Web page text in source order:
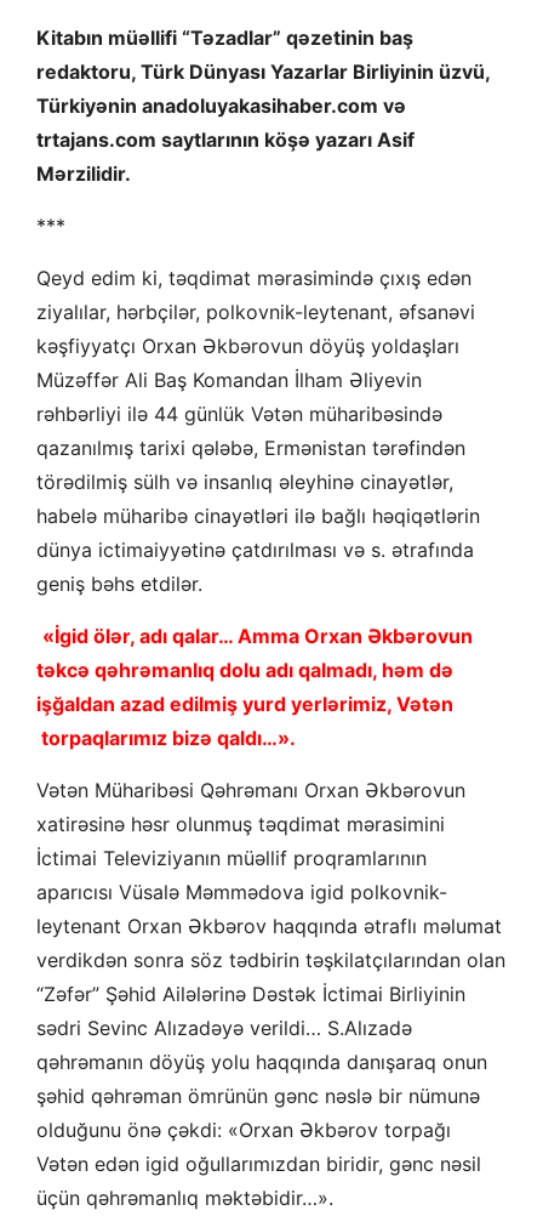
Kitabın müəllifi “Təzadlar” qəzetinin baş
redaktoru, Türk Dünyası Yazarlar Birliyinin üzvü,
Türkiyənin anadoluyakasihaber.com və
trtajans.com saytlarının köşə yazarı Asif
Mərzilidir.
***
Qeyd edim ki, təqdimat mərasimində çıxış edən
ziyalılar, hərbçilər, polkovnik-leytenant, əfsanəvi
kəşfiyyatçı Orxan Əkbərovun döyüş yoldaşları
Müzəffər Ali Baş Komandan İlham Əliyevin
rəhbərliyi ilə 44 günlük Vətən müharibəsində
qazanılmış tarixi qələbə, Ermənistan tərəfindən
törədilmiş sülh və insanlıq əleyhinə cinayətlər,
habelə müharibə cinayətləri ilə bağlı həqiqətlərin
dünya ictimaiyyətinə çatdırılması və s. ətrafında
geniş bəhs etdilər.
«İgid ölər, adı qalar… Amma Orxan Əkbərovun
təkcə qəhrəmanlıq dolu adı qalmadı, həm də
işğaldan azad edilmiş yurd yerlərimiz, Vətən
torpaqlarımız bizə qaldı…».
Vətən Müharibəsi Qəhrəmanı Orxan Əkbərovun
xatirəsinə həsr olunmuş təqdimat mərasimini
İctimai Televiziyanın müəllif proqramlarının
aparıcısı Vüsalə Məmmədova igid polkovnik-
leytenant Orxan Əkbərov haqqında ətraflı məlumat
verdikdən sonra söz tədbirin təşkilatçılarından olan
“Zəfər” Şəhid Ailələrinə Dəstək İctimai Birliyinin
sədri Sevinc Alızadəyə verildi… S.Alızadə
qəhrəmanın döyüş yolu haqqında danışaraq onun
şəhid qəhrəman ömrünün gənc nəslə bir nümunə
olduğunu önə çəkdi: «Orxan Əkbərov torpağı
Vətən edən igid oğullarımızdan biridir, gənc nəsil
üçün qəhrəmanlıq məktəbidir…».